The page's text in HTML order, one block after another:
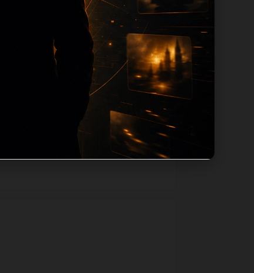
减少用户反复返回搜索页。第50篇作
续发现页面缺图、标题过短、描述为